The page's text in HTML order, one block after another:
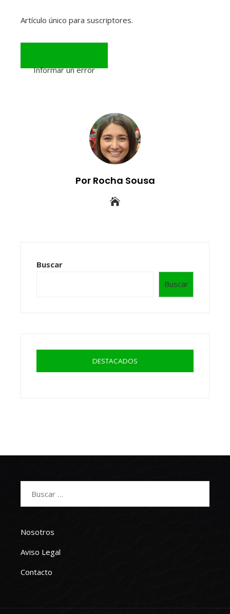
Artículo único para suscriptores.
Informar un error
Por Rocha Sousa
Buscar
Buscar
DESTACADOS
Nosotros
Aviso Legal
Contacto